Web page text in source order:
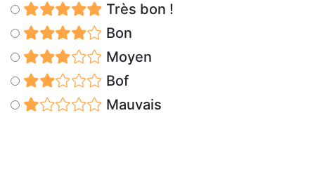
Très bon !
Bon
Moyen
Bof
Mauvais